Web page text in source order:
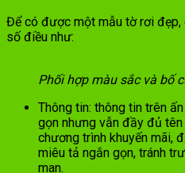
Để có được một mẫu tờ rơi đẹp,
số điều như:
Phối hợp màu sắc và bố
Thông tin: thông tin trên
gọn nhưng vẫn đầy đủ
chương trình khuyến mãi,
miêu tả ngắn gọn, tránh
man.